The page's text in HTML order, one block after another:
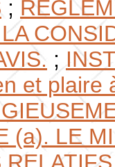
;
;
et plaire
(a). LE